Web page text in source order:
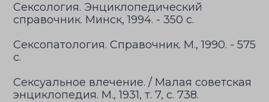
Сексология. Энциклопедический
справочник. Минск, 1994. - 350 с.
Сексопатология. Справочник. М., 1990. - 575
с.
Сексуальное влечение. / Малая советская
энциклопедия. М., 1931, т. 7, с. 738.